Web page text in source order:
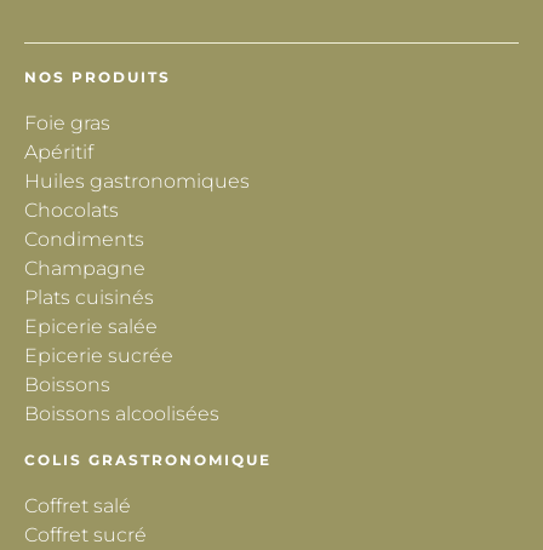
NOS PRODUITS
Foie gras
Apéritif
Huiles gastronomiques
Chocolats
Condiments
Champagne
Plats cuisinés
Epicerie salée
Epicerie sucrée
Boissons
Boissons alcoolisées
COLIS GRASTRONOMIQUE
Coffret salé
Coffret sucré